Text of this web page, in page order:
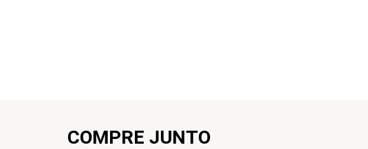
COMPRE JUNTO